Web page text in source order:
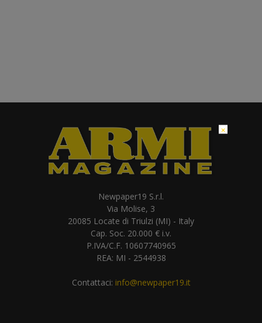
Newpaper19 S.r.l.
Via Molise, 3
20085 Locate di Triulzi (MI) - Italy
Cap. Soc. 20.000 € i.v.
P.IVA/C.F. 10607740965
REA: MI - 2544938
Contattaci: info@newpaper19.it
×